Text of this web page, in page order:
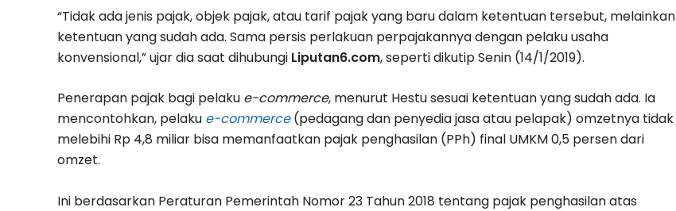
“Tidak ada jenis pajak, objek pajak, atau tarif pajak yang baru dalam ketentuan tersebut, melainkan
ketentuan yang sudah ada. Sama persis perlakuan perpajakannya dengan pelaku usaha
konvensional,” ujar dia saat dihubungi Liputan6.com, seperti dikutip Senin (14/1/2019).
Penerapan pajak bagi pelaku e-commerce, menurut Hestu sesuai ketentuan yang sudah ada. Ia
mencontohkan, pelaku e-commerce (pedagang dan penyedia jasa atau pelapak) omzetnya tidak
melebihi Rp 4,8 miliar bisa memanfaatkan pajak penghasilan (PPh) final UMKM 0,5 persen dari
omzet.
Ini berdasarkan Peraturan Pemerintah Nomor 23 Tahun 2018 tentang pajak penghasilan atas